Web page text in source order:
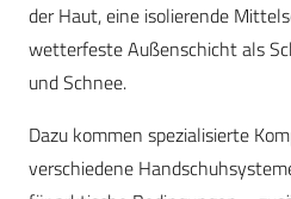
der Haut, eine isolierende
wetterfeste Außenschicht als
und Schnee.
Dazu kommen spezialisierte
verschiedene